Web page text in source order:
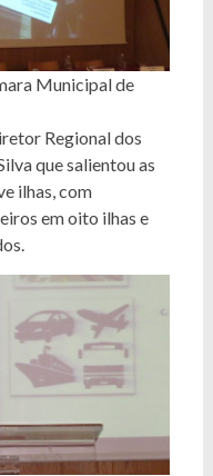
Municipal de
Regional dos
que salientou as
ilhas, com
em oito ilhas e